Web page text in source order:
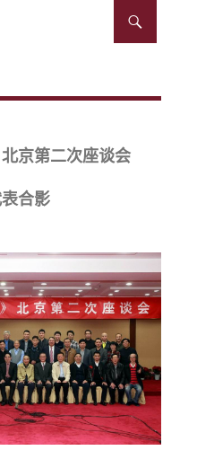
北京第二次座谈会
合影